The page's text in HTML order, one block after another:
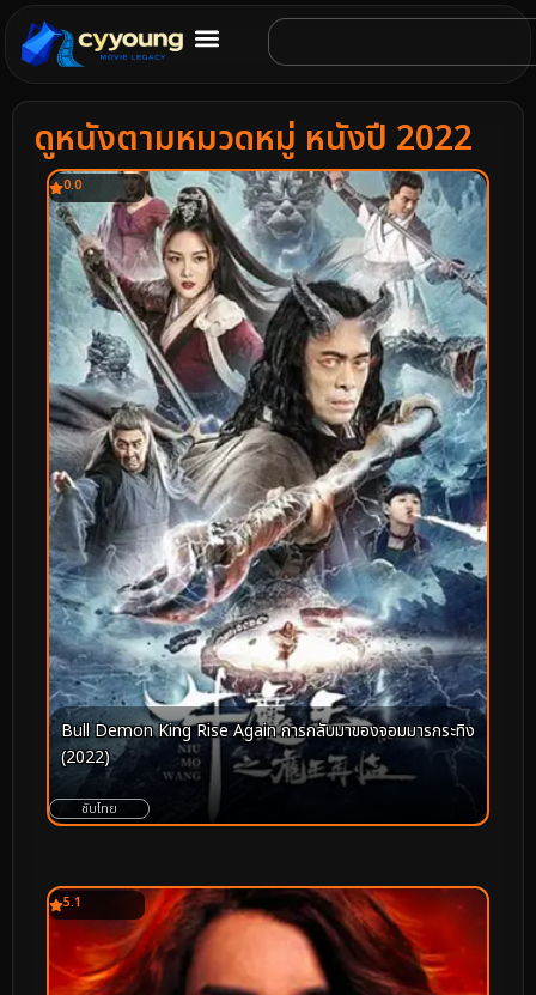
ดูหนังตามหมวดหมู่ หนังปี 2022
0.0
Bull Demon King Rise Again การกลับมาของจอมมารกระทิง
(2022)
ซับไทย
5.1